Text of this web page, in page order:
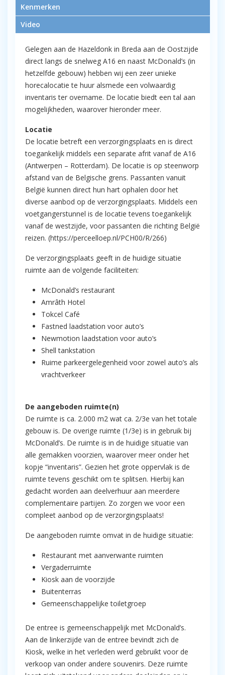
verzorgingsplaats langs de A16 in
Breda (Hazeldonk Oost)
Kenmerken
Video
Gelegen aan de Hazeldonk in Breda aan de Oostzijde
direct langs de snelweg A16 en naast McDonald’s (in
hetzelfde gebouw) hebben wij een zeer unieke
horecalocatie te huur alsmede een volwaardig
inventaris ter overname. De locatie biedt een tal aan
mogelijkheden, waarover hieronder meer.
Locatie
De locatie betreft een verzorgingsplaats en is direct
toegankelijk middels een separate afrit vanaf de A16
(Antwerpen – Rotterdam). De locatie is op steenworp
afstand van de Belgische grens. Passanten vanuit
België kunnen direct hun hart ophalen door het
diverse aanbod op de verzorgingsplaats. Middels een
voetgangerstunnel is de locatie tevens toegankelijk
vanaf de westzijde, voor passanten die richting België
reizen. (https://perceelloep.nl/PCH00/R/266)
De verzorgingsplaats geeft in de huidige situatie
ruimte aan de volgende faciliteiten:
McDonald’s restaurant
Amrâth Hotel
Tokcel Café
Fastned laadstation voor auto’s
Newmotion laadstation voor auto’s
Shell tankstation
Ruime parkeergelegenheid voor zowel auto’s als
vrachtverkeer
De aangeboden ruimte(n)
De ruimte is ca. 2.000 m2 wat ca. 2/3e van het totale
gebouw is. De overige ruimte (1/3e) is in gebruik bij
McDonald’s. De ruimte is in de huidige situatie van
alle gemakken voorzien, waarover meer onder het
kopje “inventaris”. Gezien het grote oppervlak is de
ruimte tevens geschikt om te splitsen. Hierbij kan
gedacht worden aan deelverhuur aan meerdere
complementaire partijen. Zo zorgen we voor een
compleet aanbod op de verzorgingsplaats!
De aangeboden ruimte omvat in de huidige situatie:
Restaurant met aanverwante ruimten
Vergaderruimte
Kiosk aan de voorzijde
Buitenterras
Gemeenschappelijke toiletgroep
De entree is gemeenschappelijk met McDonald’s.
Aan de linkerzijde van de entree bevindt zich de
Kiosk, welke in het verleden werd gebruikt voor de
verkoop van onder andere souvenirs. Deze ruimte